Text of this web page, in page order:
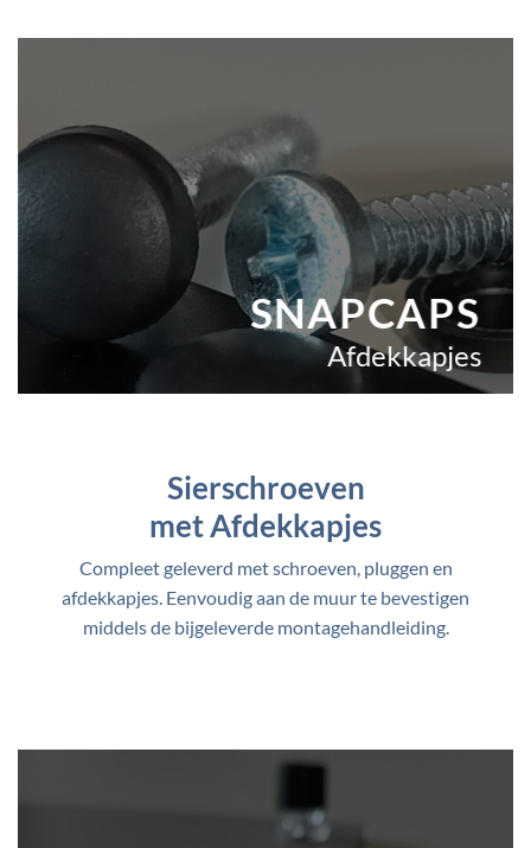
Sierschroeven
met Afdekkapjes
Compleet geleverd met schroeven, pluggen en
afdekkapjes. Eenvoudig aan de muur te bevestigen
middels de bijgeleverde montagehandleiding.
SNAPCAPS
Afdekkapjes